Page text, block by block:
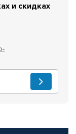
и скидках